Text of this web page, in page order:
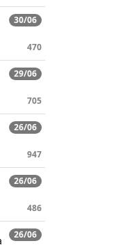
30/06
470
29/06
705
26/06
947
26/06
486
26/06